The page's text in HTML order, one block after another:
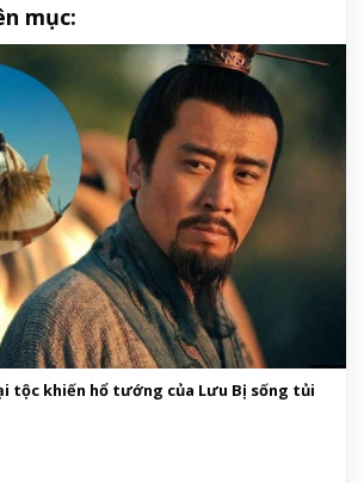
mục:
tộc khiến hổ tướng của Lưu Bị sống tủi